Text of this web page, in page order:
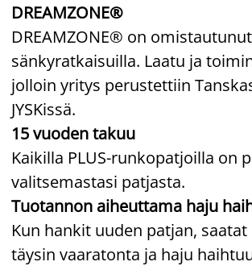
DREAMZONE®
DREAMZONE® on
sänkyratkaisuilla. Laatu ja
jolloin yritys perustettiin
JYSKissä.
15 vuoden takuu
Kaikilla PLUS-runkopatjoilla on
valitsemastasi patjasta.
Tuotannon aiheuttama haju
Kun hankit uuden patjan,
täysin vaaratonta ja haju